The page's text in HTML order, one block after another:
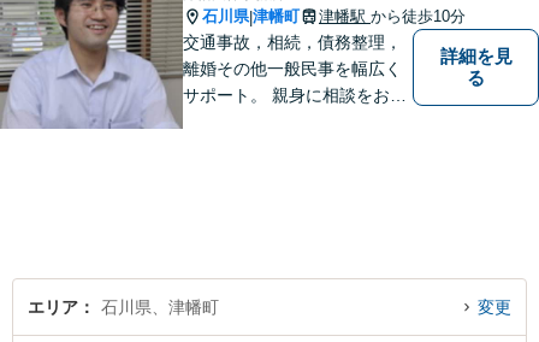
石川県|津幡町 津幡駅 から徒歩10分
交通事故，相続，債務整理，
離婚その他一般民事を幅広く
サポート。 親身に相談をお聞
詳細を見
る
エリア 石川県、津幡町 変更